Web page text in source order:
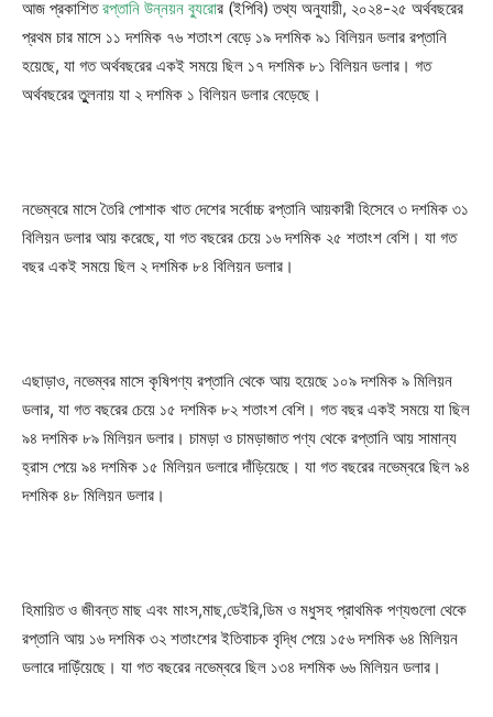
আজ প্রকাশিতরপ্তানি উন্নয়ন ব্যুরোর (ইপিবি) তথ্য অনুযায়ী, ২০২৪-২৫ অর্থবছরের
প্রথম চার মাসে ১১ দশমিক ৭৬ শতাংশ বেড়ে ১৯ দশমিক ৯১ বিলিয়ন ডলার রপ্তানি
হয়েছে, যা গত অর্থবছরের একই সময়ে ছিল ১৭ দশমিক ৮১ বিলিয়ন ডলার। গত
অর্থবছরের তুুলনায় যা ২ দশমিক ১ বিলিয়ন ডলার বেড়েছে।
নভেম্বরে মাসে তৈরি পোশাক খাত দেশের সর্বোচ্চ রপ্তানি আয়কারী হিসেবে ৩ দশমিক ৩১
বিলিয়ন ডলার আয় করেছে, যা গত বছরের চেয়ে ১৬ দশমিক ২৫ শতাংশ বেশি। যা গত
বছর একই সময়ে ছিল ২ দশমিক ৮৪ বিলিয়ন ডলার।
এছাড়াও, নভেম্বর মাসে কৃষিপণ্য রপ্তানি থেকে আয় হয়েছে ১০৯ দশমিক ৯ মিলিয়ন
ডলার, যা গত বছরের চেয়ে ১৫ দশমিক ৮২ শতাংশ বেশি। গত বছর একই সময়ে যা ছিল
৯৪ দশমিক ৮৯ মিলিয়ন ডলার। চামড়া ও চামড়াজাত পণ্য থেকে রপ্তানি আয় সামান্য
হ্রাস পেয়ে ৯৪ দশমিক ১৫ মিলিয়ন ডলারে দাঁড়িয়েছে। যা গত বছরের নভেম্বরে ছিল ৯৪
দশমিক ৪৮ মিলিয়ন ডলার।
হিমায়িত ও জীবন্ত মাছ এবং মাংস,মাছ,ডেইরি,ডিম ও মধুসহ প্রাথমিক পণ্যগুলো থেকে
রপ্তানি আয় ১৬ দশমিক ৩২ শতাংশের ইতিবাচক বৃদ্ধি পেয়ে ১৫৬ দশমিক ৬৪ মিলিয়ন
ডলারে দাড়িঁয়েছে। যা গত বছরের নভেম্বরে ছিল ১৩৪ দশমিক ৬৬ মিলিয়ন ডলার।